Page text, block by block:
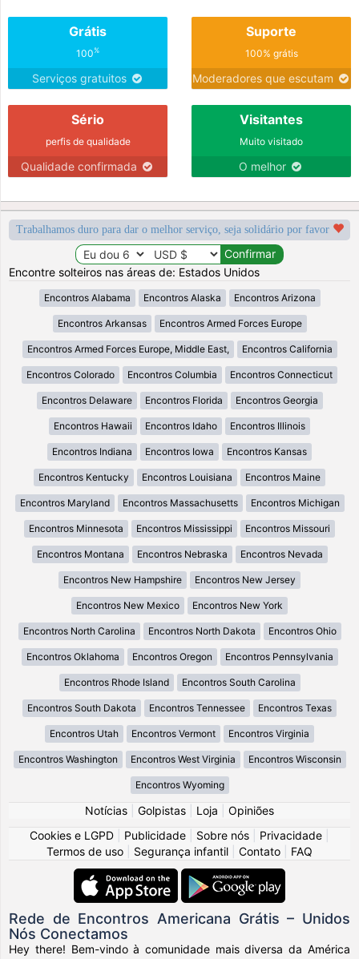
Grátis
100%
Serviços gratuitos
Suporte
100% grátis
Moderadores que escutam
Sério
perfis de qualidade
Qualidade confirmada
Visitantes
Muito visitado
O melhor
Trabalhamos duro para dar o melhor serviço, seja solidário por favor
Encontre solteiros nas áreas de: Estados Unidos
Encontros Alabama Encontros Alaska Encontros Arizona
Encontros Arkansas Encontros Armed Forces Europe
Encontros Armed Forces Europe, Middle East, Encontros California
Encontros Colorado Encontros Columbia Encontros Connecticut
Encontros Delaware Encontros Florida Encontros Georgia
Encontros Hawaii Encontros Idaho Encontros Illinois
Encontros Indiana Encontros Iowa Encontros Kansas
Encontros Kentucky Encontros Louisiana Encontros Maine
Encontros Maryland Encontros Massachusetts Encontros Michigan
Encontros Minnesota Encontros Mississippi Encontros Missouri
Encontros Montana Encontros Nebraska Encontros Nevada
Encontros New Hampshire Encontros New Jersey
Encontros New Mexico Encontros New York
Encontros North Carolina Encontros North Dakota Encontros Ohio
Encontros Oklahoma Encontros Oregon Encontros Pennsylvania
Encontros Rhode Island Encontros South Carolina
Encontros South Dakota Encontros Tennessee Encontros Texas
Encontros Utah Encontros Vermont Encontros Virginia
Encontros Washington Encontros West Virginia Encontros Wisconsin
Encontros Wyoming
Notícias Golpistas Loja
Opiniões
Cookies e LGPD
Publicidade Sobre nós Privacidade
Termos de uso
Segurança infantil Contato FAQ
Rede de Encontros Americana Grátis – Unidos
Nós Conectamos
Hey there! Bem-vindo à comunidade mais diversa da América